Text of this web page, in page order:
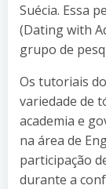
Suécia. Essa
(Dating with
grupo de
Os tutoriais
variedade de
academia e
na área de
participação
durante a